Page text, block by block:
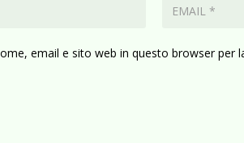
email e sito web in questo browser per